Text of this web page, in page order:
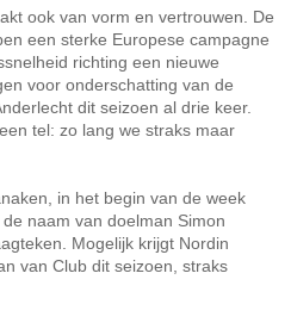
ook van vorm en vertrouwen. De
een sterke Europese campagne
richting een nieuwe
voor onderschatting van de
dit seizoen al drie keer.
tel: zo lang we straks maar
in het begin van de week
naam van doelman Simon
Mogelijk krijgt Nordin
van Club dit seizoen, straks